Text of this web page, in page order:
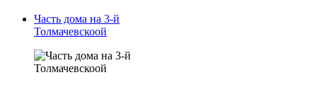
Часть дома на 3-й
Толмачевскоой